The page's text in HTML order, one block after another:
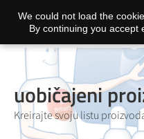
uobičajeni
Kreirajte svoju listu
We could not load the
By continuing you accept